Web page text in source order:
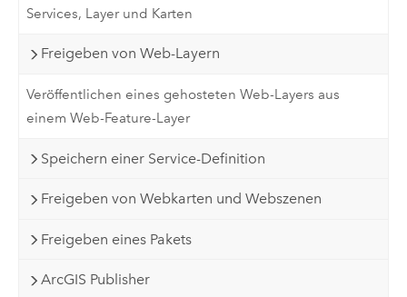
Services, Layer und Karten
Freigeben von Web-Layern
Veröffentlichen eines gehosteten Web-Layers aus
einem Web-Feature-Layer
Speichern einer Service-Definition
Freigeben von Webkarten und Webszenen
Freigeben eines Pakets
ArcGIS Publisher